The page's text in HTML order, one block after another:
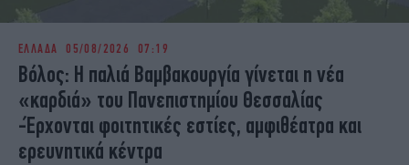
ΕΛΛΑΔΑ 05/08/2026 07:19
Βόλος: Η παλιά Βαμβακουργία γίνεται η νέα
«καρδιά» του Πανεπιστημίου Θεσσαλίας
-Έρχονται φοιτητικές εστίες, αμφιθέατρα και
ερευνητικά κέντρα